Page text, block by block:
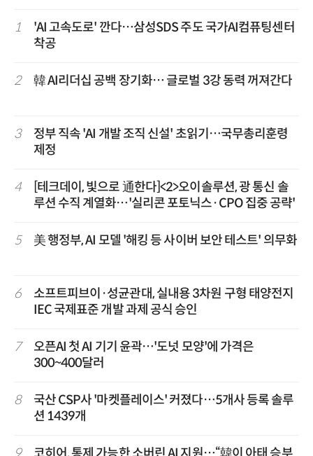
1
'AI 고속도로' 깐다…삼성SDS 주도 국가AI컴퓨팅센터
착공
2 韓 AI리더십 공백 장기화… 글로벌 3강 동력 꺼져간다
3
정부 직속 'AI 개발 조직 신설' 초읽기…국무총리훈령
제정
4
[테크데이, 빛으로 通한다]<2>오이솔루션, 광 통신 솔
루션 수직 계열화…'실리콘 포토닉스·CPO 집중 공략'
5 美 행정부, AI 모델 '해킹 등 사이버 보안 테스트' 의무화
6
소프트피브이·성균관대, 실내용 3차원 구형 태양전지
IEC 국제표준 개발 과제 공식 승인
7
오픈AI 첫 AI 기기 윤곽…'도넛 모양'에 가격은
300~400달러
8
국산 CSP사 '마켓플레이스' 커졌다…5개사 등록 솔루
션 1439개